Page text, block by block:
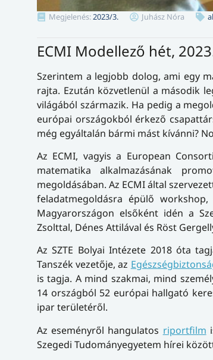
Megjelenés:2023/3. Juhász Nóra
ECMI Modellező hét,
Szerintem a legjobb dolog, ami egy
rajta. Ezután közvetlenül a második
világából származik. Ha pedig a
európai országokból érkező
még egyáltalán bármi mást kívánni?
Az ECMI, vagyis a European
matematika alkalmazásának
megoldásában. Az ECMI által
feladatmegoldásra épülő
Magyarországon elsőként idén a
Zsolttal, Dénes Attilával és Röst
Az SZTE Bolyai Intézete 2018 óta
Tanszék vezetője, az
is tagja. A mind szakmai, mind
14 országból 52 európai hallgató
ipar területéről.
Az eseményről hangulatos riportfilm
Szegedi Tudományegyetem hírei